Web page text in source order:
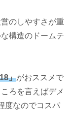
のしやすさが重
構造のドームテ
」がおススメで
ろを言えばデメ
度なのでコスパ